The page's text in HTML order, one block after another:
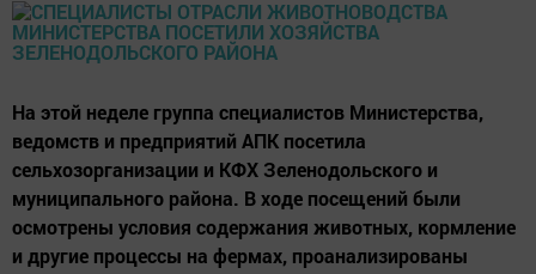
На этой неделе группа специалистов Министерства,
ведомств и предприятий АПК посетила
сельхозорганизации и КФХ Зеленодольского и
муниципального района. В ходе посещений были
осмотрены условия содержания животных, кормление
и другие процессы на фермах, проанализированы